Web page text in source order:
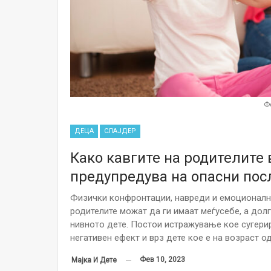
ДЕЦА СЛАЈДЕР
Како кавгите на родителите
предупредува на опасни
Физички конфронтации, навреди и
родителите можат да ги имаат меѓусебе, а
нивното дете. Постои истражување кое
негативен ефект и врз дете кое е на возраст
Мајка И Дете Фев 10, 2023